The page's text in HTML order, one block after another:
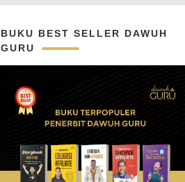
BUKU BEST SELLER DAWUH
GURU